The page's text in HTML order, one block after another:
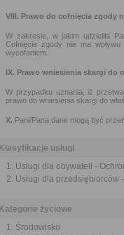
VIII. Prawo do cofnięcia zgody
W zakresie, w jakim udzieliła
Cofnięcie zgody nie ma
wycofaniem.
IX. Prawo wniesienia skargi do
W przypadku uznania, iż
prawo do wniesienia skargi do
X. Pani/Pana dane mogą być
Klasyfikacje usługi
Usługi dla obywateli -
Usługi dla
Kategorie życiowe
Środowisko